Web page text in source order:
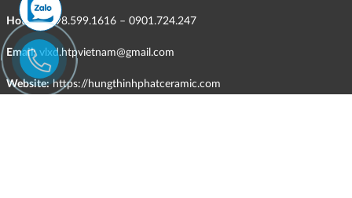
Hotline:098.599.1616 – 0901.724.247
Email: vlxd.htpvietnam@gmail.com
Website: https://hungthinhphatceramic.com